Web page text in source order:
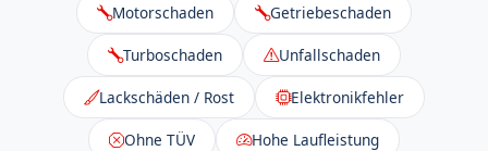
Motorschaden Getriebeschaden
Turboschaden Unfallschaden
Lackschäden / Rost Elektronikfehler
Ohne TÜV Hohe Laufleistung